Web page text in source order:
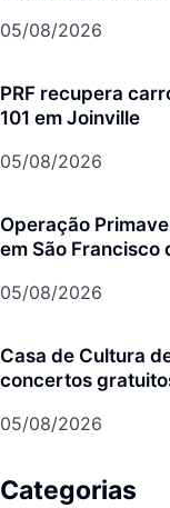
05/08/2026
PRF recupera
101 em Joinville
05/08/2026
Operação
em São Francisco
05/08/2026
Casa de Cultura
concertos
05/08/2026
Categorias